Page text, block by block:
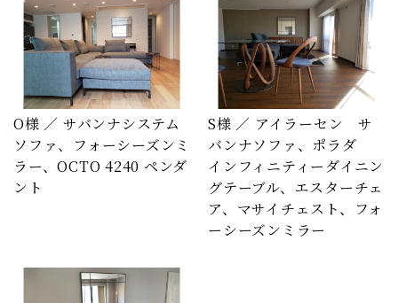
O様 ／ サバンナシステム
ソファ、フォーシーズンミ
ラー、OCTO 4240 ペンダ
ント
S様 ／ アイラーセン サ
バンナソファ、ポラダ
インフィニティーダイニン
グテーブル、エスターチェ
ア、マサイチェスト、フォ
ーシーズンミラー